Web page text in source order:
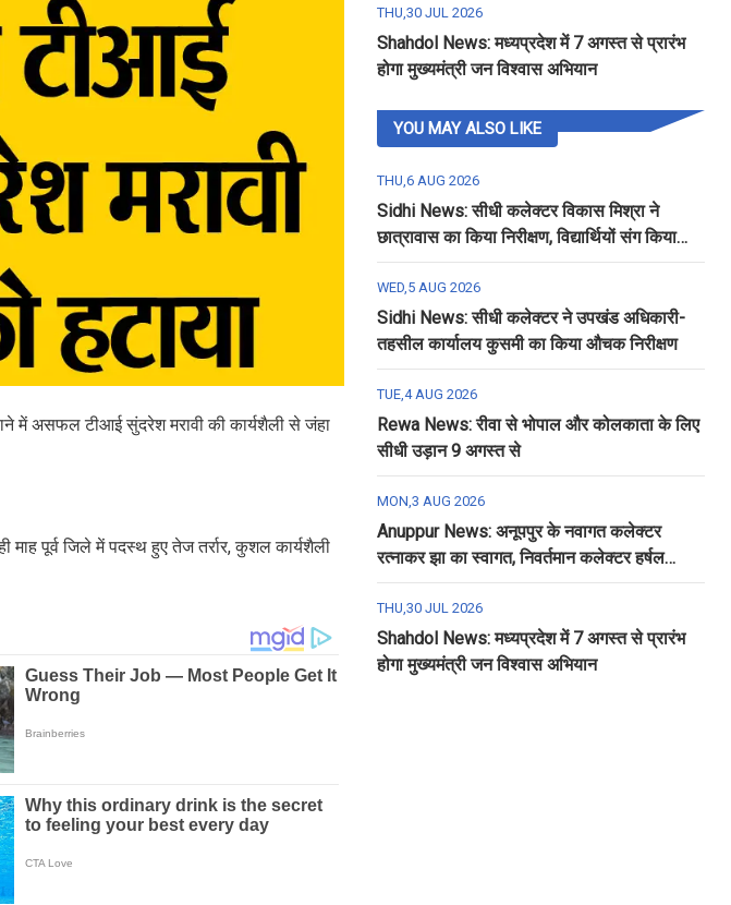
में असफल टीआई सुंदरेश मरावी की कार्यशैली से जंहा
पूर्व जिले में पदस्थ हुए तेज तर्रार, कुशल कार्यशैली
THU,30 JUL 2026
Shahdol News: मध्यप्रदेश में 7 अगस्त से प्रारंभ
होगा मुख्यमंत्री जन विश्वास अभियान
YOU MAY ALSO LIKE
THU,6 AUG 2026
Sidhi News: सीधी कलेक्टर विकास मिश्रा ने
छात्रावास का किया निरीक्षण, विद्यार्थियों संग किया
रात्रि भोजन
WED,5 AUG 2026
Sidhi News: सीधी कलेक्टर ने उपखंड अधिकारी-
तहसील कार्यालय कुसमी का किया औचक निरीक्षण
TUE,4 AUG 2026
Rewa News: रीवा से भोपाल और कोलकाता के लिए
सीधी उड़ान 9 अगस्त से
MON,3 AUG 2026
Anuppur News: अनूपपुर के नवागत कलेक्टर
रत्नाकर झा का स्वागत, निवर्तमान कलेक्टर हर्षल
पंचोली को दी गई विदाई
THU,30 JUL 2026
Shahdol News: मध्यप्रदेश में 7 अगस्त से प्रारंभ
होगा मुख्यमंत्री जन विश्वास अभियान